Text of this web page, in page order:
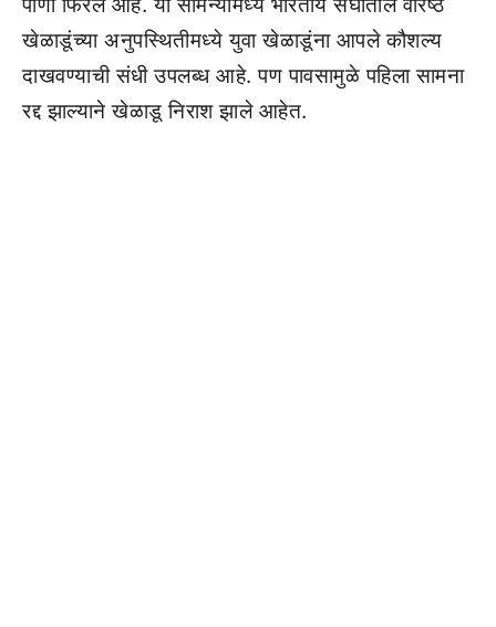
खेळाडूंच्या अनुपस्थितीमध्ये युवा खेळाडूंना आपले कौशल्य
दाखवण्याची संधी उपलब्ध आहे. पण पावसामुळे पहिला सामना
रद्द झाल्याने खेळाडू निराश झाले आहेत.